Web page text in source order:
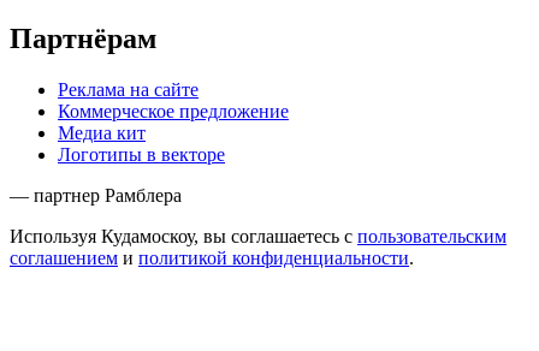
Партнёрам
Реклама на сайте
Коммерческое предложение
Медиа кит
Логотипы в векторе
— партнер Рамблера
Используя Кудамоскоу, вы соглашаетесь с пользовательским
соглашением и политикой конфиденциальности.